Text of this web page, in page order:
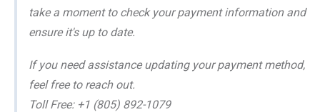
take a moment to check your payment information and
ensure it's up to date.
If you need assistance updating your payment method,
feel free to reach out.
Toll Free: +1 (805) 892-1079